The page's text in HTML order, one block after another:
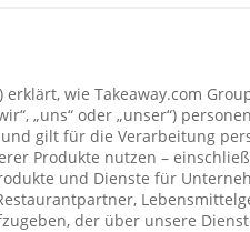
wie Takeaway.com
„uns“ oder „unser“)
gilt für die Verarbeitung
Produkte nutzen –
und Dienste für
der über unsere